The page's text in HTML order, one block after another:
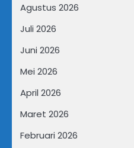
Agustus 2026
Juli 2026
Juni 2026
Mei 2026
April 2026
Maret 2026
Februari 2026